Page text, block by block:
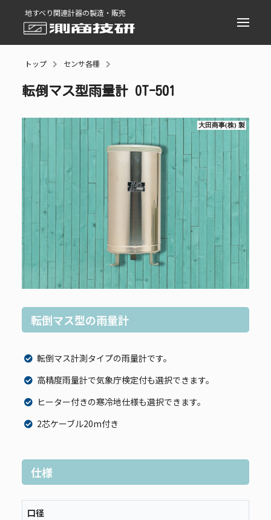
地すべり関連計器の製造・販売
MENU
トップ センサ各種
転倒マス型雨量計 OT-501
大田商事(株) 製
転倒マス型の雨量計
転倒マス計測タイプの雨量計です。
高精度雨量計で気象庁検定付も選択できます。
ヒーター付きの寒冷地仕様も選択できます。
2芯ケーブル20m付き
仕様
口径